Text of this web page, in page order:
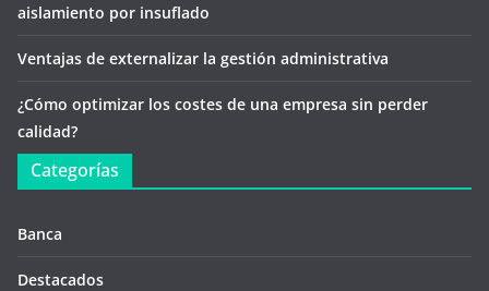
aislamiento por insuflado
Ventajas de externalizar la gestión administrativa
¿Cómo optimizar los costes de una empresa sin perder
calidad?
Categorías
Banca
Destacados